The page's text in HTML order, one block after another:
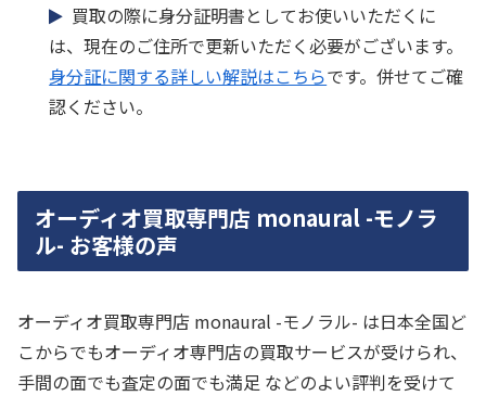
買取の際に身分証明書としてお使いいただくに
は、現在のご住所で更新いただく必要がございます。
身分証に関する詳しい解説はこちらです。併せてご確
認ください。
オーディオ買取専門店 monaural -モノラ
ル- お客様の声
オーディオ買取専門店 monaural -モノラル- は日本全国ど
こからでもオーディオ専門店の買取サービスが受けられ、
手間の面でも査定の面でも満足 などのよい評判を受けて